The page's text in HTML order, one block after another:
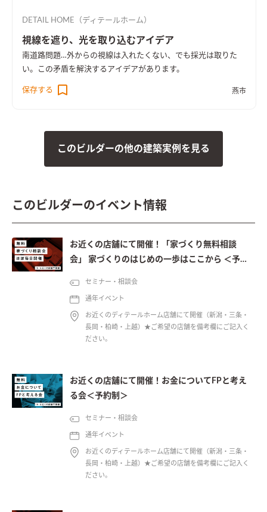
DETAIL HOME（ディテールホーム）
視線を遮り、光を取り込むアイデア
南道路問題…外からの視線は入れたくない、でも採光は取りた
い。この矛盾を解決するアイデアがあります。
保存する 燕市
このビルダーの他の建築実例を見る
このビルダーのイベント情報
お近くの店舗にて開催！「家づくり無料相談
会」 家づくりのはじめの一歩はここから ＜予約
セミナー・相談会
通年イベント
お近くのディテールホーム店舗にて開催（新潟・三条・
長岡・柏崎・上越）★ご希望の店舗を備考欄にご記入く
ださい。
お近くの店舗にて開催！お金についてFPと考え
る会＜予約制＞
セミナー・相談会
通年イベント
お近くのディテールホーム店舗にて開催（新潟・三条・
長岡・柏崎・上越）★ご希望の店舗を備考欄にご記入く
ださい。